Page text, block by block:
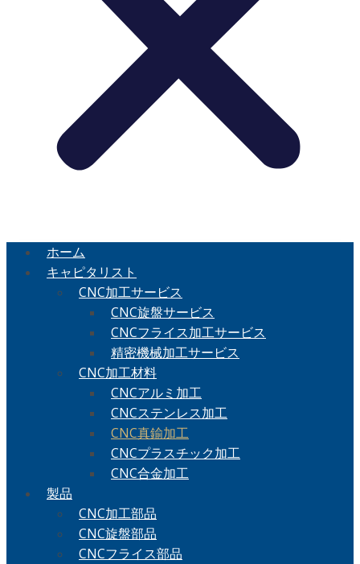
ホーム
キャピタリスト
CNC加工サービス
CNC旋盤サービス
CNCフライス加工サービス
精密機械加工サービス
CNC加工材料
CNCアルミ加工
CNCステンレス加工
CNC真鍮加工
CNCプラスチック加工
CNC合金加工
製品
CNC加工部品
CNC旋盤部品
CNCフライス部品